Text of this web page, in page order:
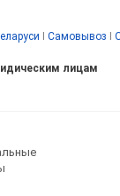
Самовывоз
лицам